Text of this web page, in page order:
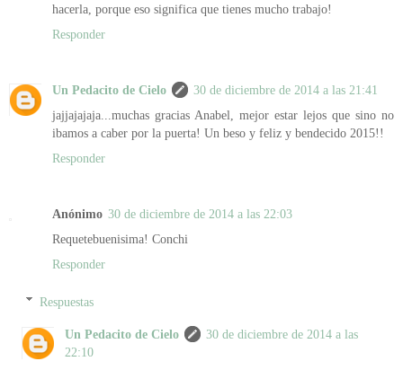
hacerla, porque eso significa que tienes mucho trabajo!
Responder
Un Pedacito de Cielo
30 de diciembre de 2014 a las 21:41
jajjajajaja...muchas gracias Anabel, mejor estar lejos que sino no
ibamos a caber por la puerta! Un beso y feliz y bendecido 2015!!
Responder
Anónimo 30 de diciembre de 2014 a las 22:03
Requetebuenisima! Conchi
Responder
Respuestas
Un Pedacito de Cielo
30 de diciembre de 2014 a las
22:10